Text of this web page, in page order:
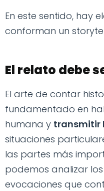
En este sentido, hay
conforman un
El relato debe
El arte de contar
fundamentado en
humana y transmitir
situaciones
las partes más
podemos analizar
evocaciones que